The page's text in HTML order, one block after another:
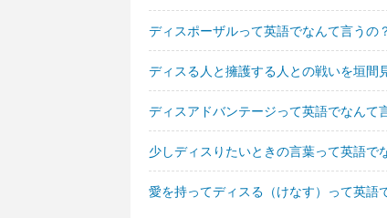
ディスポーザルって英語でなんて言うの
ディスる人と擁護する人との戦いを垣間
ディスアドバンテージって英語でなんて
少しディスりたいときの言葉って英語で
愛を持ってディスる（けなす）って英語